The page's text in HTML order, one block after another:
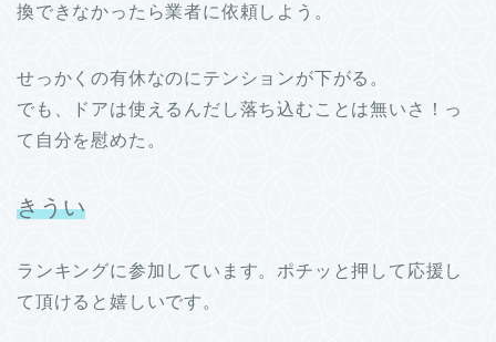
換できなかったら業者に依頼しよう。
せっかくの有休なのにテンションが下がる。
でも、ドアは使えるんだし落ち込むことは無いさ！っ
て自分を慰めた。
きうい
ランキングに参加しています。ポチッと押して応援し
て頂けると嬉しいです。